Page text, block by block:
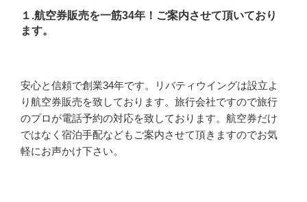
１.航空券販売を一筋34年！ご案内させて頂いており
ます。
安心と信頼で創業34年です。リバティウイングは設立よ
り航空券販売を致しております。旅行会社ですので旅行
のプロが電話予約の対応を致しております。航空券だけ
ではなく宿泊手配などもご案内させて頂きますのでお気
軽にお声かけ下さい。